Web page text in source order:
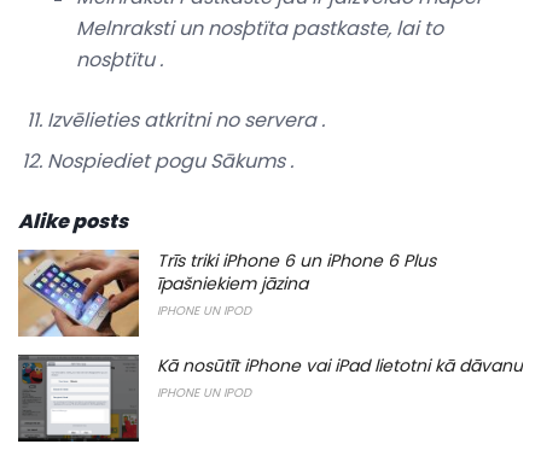
Melnrakstiunnosþtïta pastkaste, lai to
nosþtïtu.
Izvēlietiesatkritninoservera.
Nospiediet poguSākums.
Alike posts
Trīs triki iPhone 6 un iPhone 6 Plus
īpašniekiem jāzina
IPHONE UN IPOD
Kā nosūtīt iPhone vai iPad lietotni kā dāvanu
IPHONE UN IPOD